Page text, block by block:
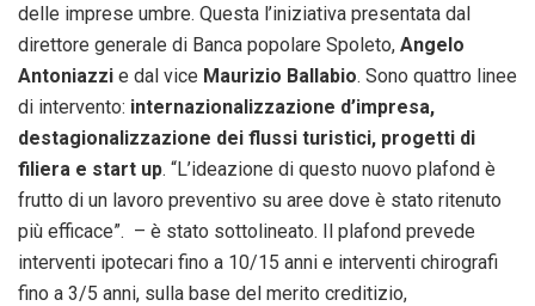
delle imprese umbre. Questa l’iniziativa presentata dal
direttore generale di Banca popolare Spoleto, Angelo
Antoniazzi e dal vice Maurizio Ballabio. Sono quattro linee
di intervento: internazionalizzazione d’impresa,
destagionalizzazione dei flussi turistici, progetti di
filiera e start up. “L’ideazione di questo nuovo plafond è
frutto di un lavoro preventivo su aree dove è stato ritenuto
più efficace”. – è stato sottolineato. Il plafond prevede
interventi ipotecari fino a 10/15 anni e interventi chirografi
fino a 3/5 anni, sulla base del merito creditizio,